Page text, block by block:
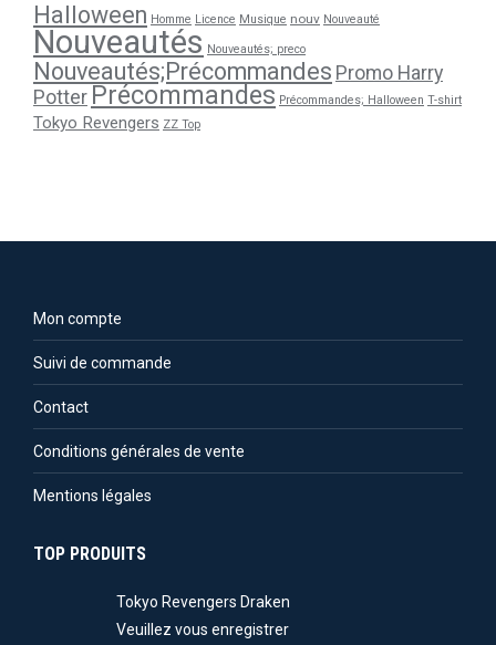
Halloween Homme Licence Musique nouv Nouveauté
Nouveautés Nouveautés; preco
Nouveautés;Précommandes Promo Harry
Potter Précommandes Précommandes; Halloween T-shirt
Tokyo Revengers ZZ Top
Mon compte
Suivi de commande
Contact
Conditions générales de vente
Mentions légales
TOP PRODUITS
Tokyo Revengers Draken
Veuillez vous enregistrer